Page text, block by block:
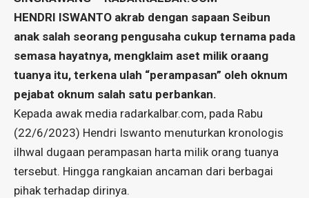
HENDRI ISWANTO akrab dengan sapaan Seibun
anak salah seorang pengusaha cukup ternama pada
semasa hayatnya, mengklaim aset milik oraang
tuanya itu, terkena ulah “perampasan” oleh oknum
pejabat oknum salah satu perbankan.
Kepada awak media radarkalbar.com, pada Rabu
(22/6/2023) Hendri Iswanto menuturkan kronologis
ilhwal dugaan perampasan harta milik orang tuanya
tersebut. Hingga rangkaian ancaman dari berbagai
pihak terhadap dirinya.